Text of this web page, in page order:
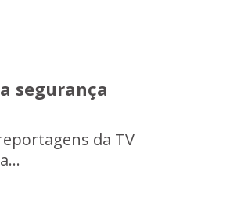
segurança
da TV